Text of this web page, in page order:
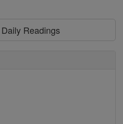
Readings